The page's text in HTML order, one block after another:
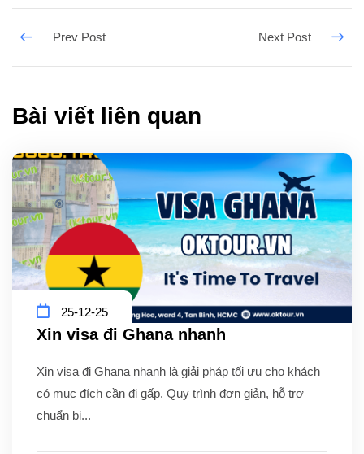
Bài viết liên quan
25-12-25
Xin visa đi Ghana nhanh
Xin visa đi Ghana nhanh là giải pháp tối ưu cho khách
có mục đích cần đi gấp. Quy trình đơn giản, hỗ trợ
chuẩn bị...